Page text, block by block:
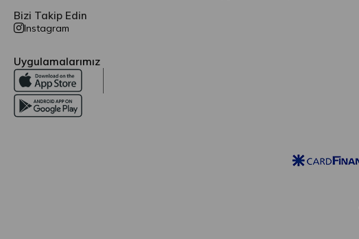
Bizi Takip Edin
Instagram
Uygulamalarımız